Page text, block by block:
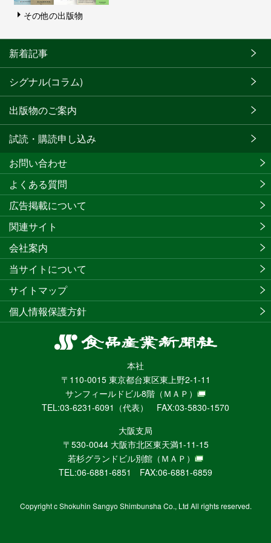
その他の出版物
新着記事
シグナル(コラム)
出版物のご案内
試読・購読申し込み
食
産
業
新
聞
社
ニ
ュ
ー
WEB
本社
〒110-0015 東京都台東区東上野2-1-11
サンフィールドビル8階 （ＭＡＰ）
TEL:03-6231-6091（代表） FAX:03-5830-1570
大阪支局
〒530-0044 大阪市北区東天満1-11-15
若杉グランドビル別館 （ＭＡＰ）
TEL:06-6881-6851 FAX:06-6881-6859
お問い合わせ
よくある質問
広告掲載について
関連サイト
会社案内
当サイトについて
サイトマップ
個人情報保護方針
Copyright c Shokuhin Sangyo Shimbunsha Co., Ltd All rights reserved.